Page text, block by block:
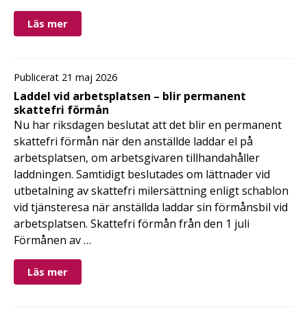
Läs mer
Publicerat 21 maj 2026
Laddel vid arbetsplatsen – blir permanent
skattefri förmån
Nu har riksdagen beslutat att det blir en permanent
skattefri förmån när den anställde laddar el på
arbetsplatsen, om arbetsgivaren tillhandahåller
laddningen. Samtidigt beslutades om lättnader vid
utbetalning av skattefri milersättning enligt schablon
vid tjänsteresa när anställda laddar sin förmånsbil vid
arbetsplatsen. Skattefri förmån från den 1 juli
Förmånen av …
Läs mer